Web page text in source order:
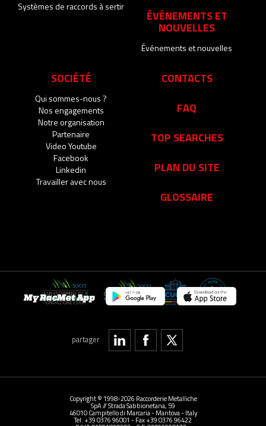
Systèmes de raccords à sertir
ÉVÉNEMENTS ET
NOUVELLES
Événements et nouvelles
SOCIÉTÉ
Qui sommes-nous ?
Nos engagements
Notre organisation
Partenaire
Video Youtube
Facebook
Linkedin
Travailler avec nous
CONTACTS
FAQ
TOP SEARCHES
PLAN DU SITE
GLOSSAIRE
partager
My RacMet App
Copyright © 1998-2026 Raccorderie Metalliche
SpA // Strada Sabbionetana, 59
46010 Campitello di Marcaria - Mantova - Italy
Tel. +39 0376 96001 - Fax +39 0376 96422